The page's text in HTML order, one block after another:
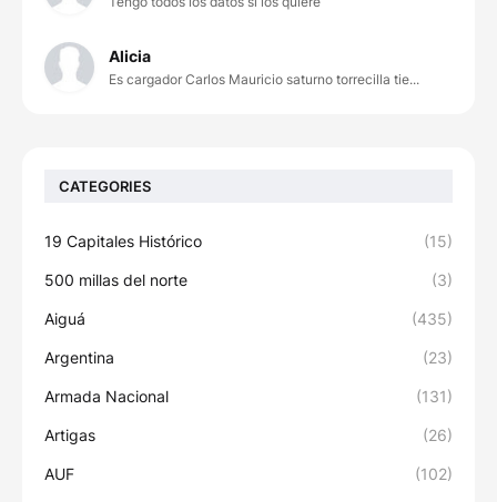
Alicia
Es cargador Carlos Mauricio saturno torrecilla tie...
CATEGORIES
19 Capitales Histórico (15)
500 millas del norte (3)
Aiguá (435)
Argentina (23)
Armada Nacional (131)
Artigas (26)
AUF (102)